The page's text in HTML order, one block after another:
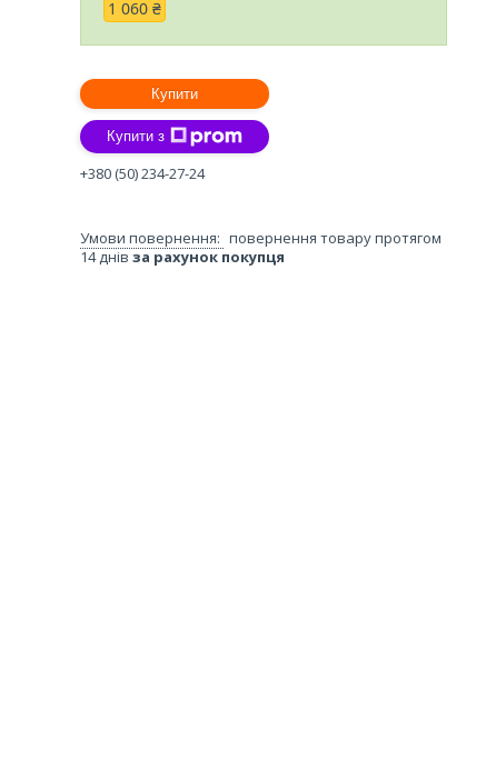
1 060 ₴
Купити
Купити з
+380 (50) 234-27-24
повернення товару протягом
14 днів за рахунок покупця